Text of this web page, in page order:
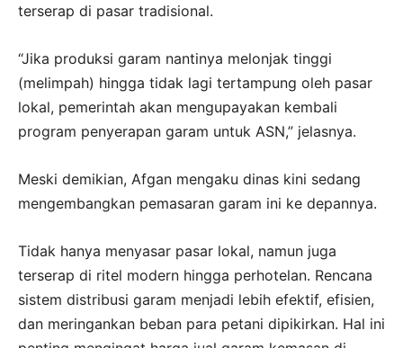
terserap di pasar tradisional.
“Jika produksi garam nantinya melonjak tinggi
(melimpah) hingga tidak lagi tertampung oleh pasar
lokal, pemerintah akan mengupayakan kembali
program penyerapan garam untuk ASN,” jelasnya.
Meski demikian, Afgan mengaku dinas kini sedang
mengembangkan pemasaran garam ini ke depannya.
Tidak hanya menyasar pasar lokal, namun juga
terserap di ritel modern hingga perhotelan. Rencana
sistem distribusi garam menjadi lebih efektif, efisien,
dan meringankan beban para petani dipikirkan. Hal ini